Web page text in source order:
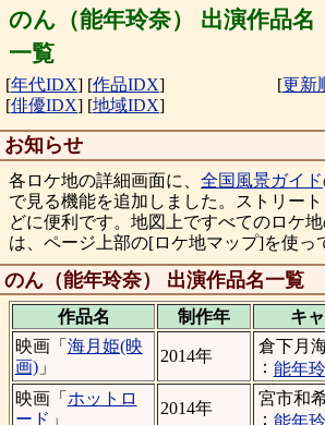
のん（能年玲奈） 出演作品名
一覧
[年代IDX] [作品IDX]
[俳優IDX] [地域IDX]
[更新
お知らせ
各ロケ地の詳細画面に、 全国風景ガイド
で見る機能を追加しました。ストリー
どに便利です。地図上ですべてのロケ
は、ページ上部の[ロケ地マップ]を使っ
のん（能年玲奈） 出演作品名一覧
作品名 制作年 キ
映画「 海月姫(映
画)」
2014年
倉下月
： 能年
映画「 ホットロ
ード 」
2014年
宮市和
： 能年